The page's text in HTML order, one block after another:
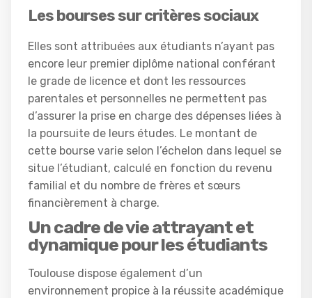
Les bourses sur critères sociaux
Elles sont attribuées aux étudiants n’ayant pas
encore leur premier diplôme national conférant
le grade de licence et dont les ressources
parentales et personnelles ne permettent pas
d’assurer la prise en charge des dépenses liées à
la poursuite de leurs études. Le montant de
cette bourse varie selon l’échelon dans lequel se
situe l’étudiant, calculé en fonction du revenu
familial et du nombre de frères et sœurs
financièrement à charge.
Un cadre de vie attrayant et
dynamique pour les étudiants
Toulouse dispose également d’un
environnement propice à la réussite académique